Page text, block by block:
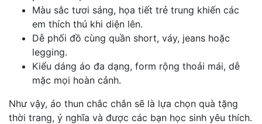
Màu sắc tươi sáng, họa tiết trẻ trung khiến các
em thích thú khi diện lên.
Dễ phối đồ cùng quần short, váy, jeans hoặc
legging.
Kiểu dáng áo đa dạng, form rộng thoải mái, dễ
mặc mọi hoàn cảnh.
Như vậy, áo thun chắc chắn sẽ là lựa chọn quà tặng
thời trang, ý nghĩa và được các bạn học sinh yêu thích.